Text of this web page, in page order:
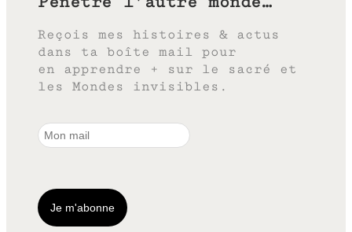
Reçois mes histoires & actus
dans ta boîte mail pour
en apprendre + sur le sacré et
les Mondes invisibles.